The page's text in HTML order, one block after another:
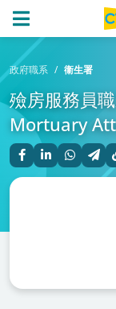
政府職系 衞生署
殮房服務員
Mortuary